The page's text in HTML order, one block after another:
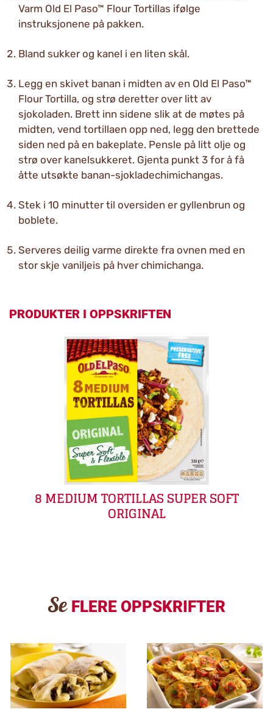
Varm Old El Paso™ Flour Tortillas ifølge
instruksjonene på pakken.
Bland sukker og kanel i en liten skål.
Legg en skivet banan i midten av en Old El Paso™
Flour Tortilla, og strø deretter over litt av
sjokoladen. Brett inn sidene slik at de møtes på
midten, vend tortillaen opp ned, legg den brettede
siden ned på en bakeplate. Pensle på litt olje og
strø over kanelsukkeret. Gjenta punkt 3 for å få
åtte utsøkte banan-sjokladechimichangas.
Stek i 10 minutter til oversiden er gyllenbrun og
boblete.
Serveres deilig varme direkte fra ovnen med en
stor skje vaniljeis på hver chimichanga.
PRODUKTER I OPPSKRIFTEN
8 MEDIUM TORTILLAS SUPER SOFT
ORIGINAL
Se FLERE OPPSKRIFTER